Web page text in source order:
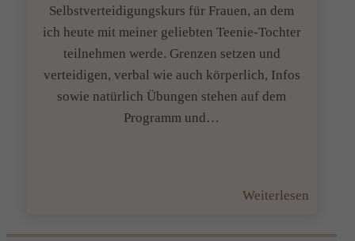
Selbstverteidigungskurs für Frauen, an dem
ich heute mit meiner geliebten Teenie-Tochter
teilnehmen werde. Grenzen setzen und
verteidigen, verbal wie auch körperlich, Infos
sowie natürlich Übungen stehen auf dem
Programm und…
Weiterlesen
und